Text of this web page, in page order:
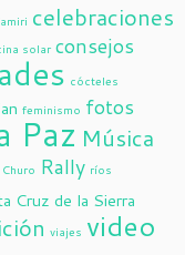
celebraciones
solar consejos
cócteles
feminismo fotos
Paz Música
Rally ríos
Cruz de la Sierra
viajes video